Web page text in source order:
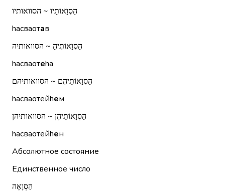
הַסְוָאוֹתָיו ~ הסוואותיו
hасваотав
הַסְוָאוֹתֶיהָ ~ הסוואותיה
hасваотеhа
הַסְוָאוֹתֵיהֶם ~ הסוואותיהם
hасваотейhем
הַסְוָאוֹתֵיהֶן ~ הסוואותיהן
hасваотейhен
Абсолютное состояние
Единственное число
הַסְוָאָה